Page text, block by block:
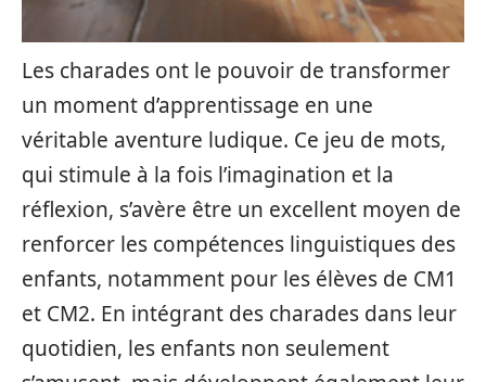
Les charades ont le pouvoir de transformer
un moment d’apprentissage en une
véritable aventure ludique. Ce jeu de mots,
qui stimule à la fois l’imagination et la
réflexion, s’avère être un excellent moyen de
renforcer les compétences linguistiques des
enfants, notamment pour les élèves de CM1
et CM2. En intégrant des charades dans leur
quotidien, les enfants non seulement